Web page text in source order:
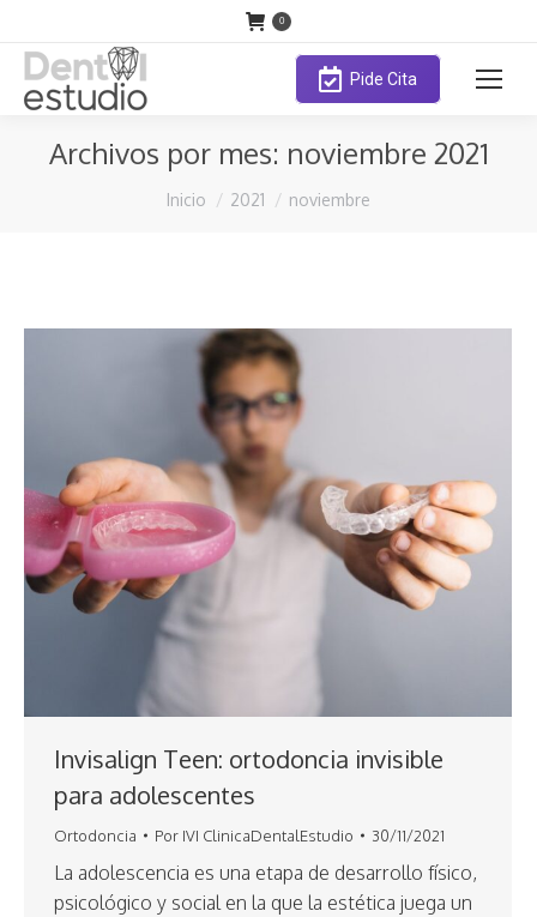
0
Pide Cita
Archivos por mes: noviembre 2021
Estás aquí:
Inicio 2021 noviembre
Invisalign Teen: ortodoncia invisible
para adolescentes
Ortodoncia Por IVI ClinicaDentalEstudio 30/11/2021
La adolescencia es una etapa de desarrollo físico,
psicológico y social en la que la estética juega un